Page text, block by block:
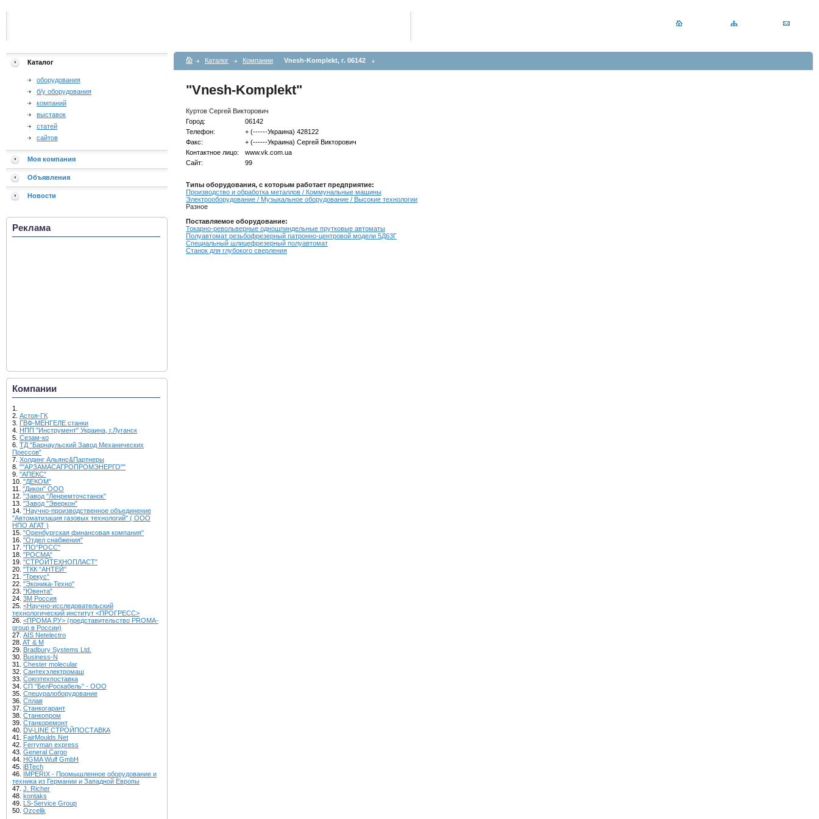
Каталог
оборудования
б/у оборудования
компаний
выставок
статей
сайтов
Моя компания
Объявления
Новости
Реклама
Компании
1.
2. Астоя-ГК
3. ГВФ-МЕНГЕЛЕ станки
4. НПП "Инструмент" Украина, г.Луганск
5. Сезам-ко
6. ТД "Барнаульский Завод Механических
Прессов"
7. Холдинг Альянс&Партнеры
8. ""АРЗАМАСАГРОПРОМЭНЕРГО""
9. "АПЕКС"
10. "ДЕКОМ"
11. "Дикон" ООО
12. "Завод "Ленремточстанок"
13. "Завод "Эверкон"
14. "Научно-производственное объединение
"Автоматизация газовых технологий" ( ООО
НПО АГАТ )
15. "Оренбургская финансовая компания"
16. "Отдел снабжения"
17. "ПО"РОСС"
18. "РОСМА"
19. "СТРОЙТЕХНОПЛАСТ"
20. "ТКК "АНТЕЙ"
21. "Трекус"
22. "Эконика-Техно"
23. "Ювента"
24. 3М Россия
25. <Научно-исследовательский
технологический институт <ПРОГРЕСС>
26. <ПРОМА РУ> (представительство PROMA-
group в России)
27. AIS Netelectro
28. AT & M
29. Bradbury Systems Ltd.
30. Business-N
31. Chester molecular
32. Cантехэлектромаш
33. Cоюзтехпоставка
34. CП "БелРоскабель" - ООО
35. Cпецуралоборудование
36. Cплав
37. Cтанкогарант
38. Cтанкопром
39. Cтанкоремонт
40. DV-LINE СТРОЙПОСТАВКА
41. FairMoulds.Net
42. Ferryman express
43. General Cargo
44. HGMA Wulf GmbH
45. iBTech
46. IMPERIX - Промышленное оборудование и
техника из Германии и Западной Европы
47. J. Richer
48. kontaks
49. LS-Service Group
50. Ozcelik
Каталог Компании Vnesh-Komplekt, г. 06142
"Vnesh-Komplekt"
Куртов Сергей Викторович
Город:
06142
Телефон:
+ (------Украина) 428122
Факс:
+ (------Украина) Сергей Викторович
Контактное лицо:
www.vk.com.ua
Сайт:
99
Типы оборудования, с которым работает предприятие:
Производство и обработка металлов / Коммунальные машины
Электрооборудование / Музыкальное оборудование / Высокие технологии
Разное
Поставляемое оборудование:
Токарно-револьверные одношпиндельные прутковые автоматы
Полуавтомат резьбофрезерный патронно-центровой модели 5Д63Г
Специальный шлицефрезерный полуавтомат
Станок для глубокого сверления